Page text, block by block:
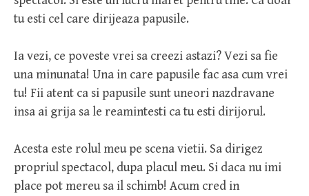
tu esti cel care dirijeaza papusile.
Ia vezi, ce poveste vrei sa creezi astazi? Vezi sa fie
una minunata! Una in care papusile fac asa cum vrei
tu! Fii atent ca si papusile sunt uneori nazdravane
insa ai grija sa le reamintesti ca tu esti dirijorul.
Acesta este rolul meu pe scena vietii. Sa dirigez
propriul spectacol, dupa placul meu. Si daca nu imi
place pot mereu sa il schimb! Acum cred in